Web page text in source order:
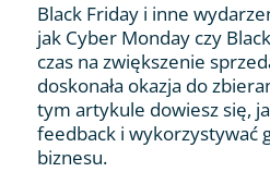
Black Friday i inne
jak Cyber Monday czy
czas na zwiększenie
doskonała okazja do
tym artykule dowiesz się,
feedback i wykorzystywać
biznesu.